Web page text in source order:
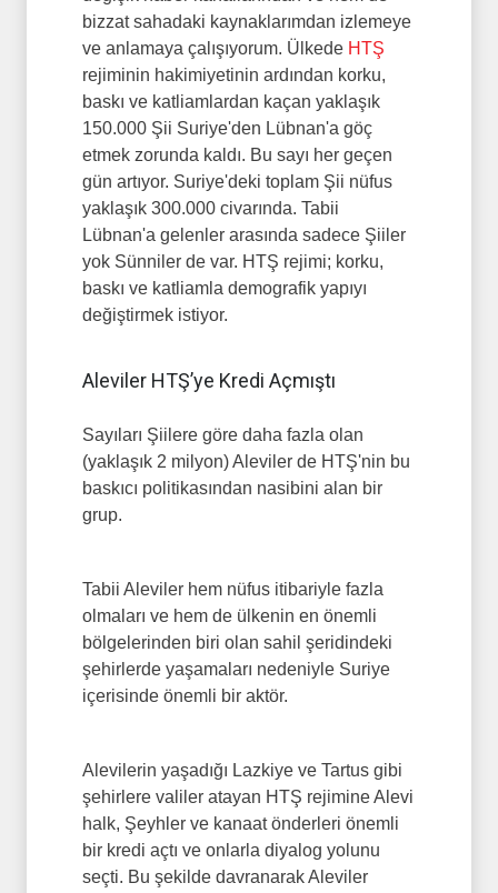
bizzat sahadaki kaynaklarımdan izlemeye
ve anlamaya çalışıyorum. Ülkede HTŞ
rejiminin hakimiyetinin ardından korku,
baskı ve katliamlardan kaçan yaklaşık
150.000 Şii Suriye'den Lübnan'a göç
etmek zorunda kaldı. Bu sayı her geçen
gün artıyor. Suriye'deki toplam Şii nüfus
yaklaşık 300.000 civarında. Tabii
Lübnan'a gelenler arasında sadece Şiiler
yok Sünniler de var. HTŞ rejimi; korku,
baskı ve katliamla demografik yapıyı
değiştirmek istiyor.
Aleviler HTŞ’ye Kredi Açmıştı
Sayıları Şiilere göre daha fazla olan
(yaklaşık 2 milyon) Aleviler de HTŞ'nin bu
baskıcı politikasından nasibini alan bir
grup.
Tabii Aleviler hem nüfus itibariyle fazla
olmaları ve hem de ülkenin en önemli
bölgelerinden biri olan sahil şeridindeki
şehirlerde yaşamaları nedeniyle Suriye
içerisinde önemli bir aktör.
Alevilerin yaşadığı Lazkiye ve Tartus gibi
şehirlere valiler atayan HTŞ rejimine Alevi
halk, Şeyhler ve kanaat önderleri önemli
bir kredi açtı ve onlarla diyalog yolunu
seçti. Bu şekilde davranarak Aleviler